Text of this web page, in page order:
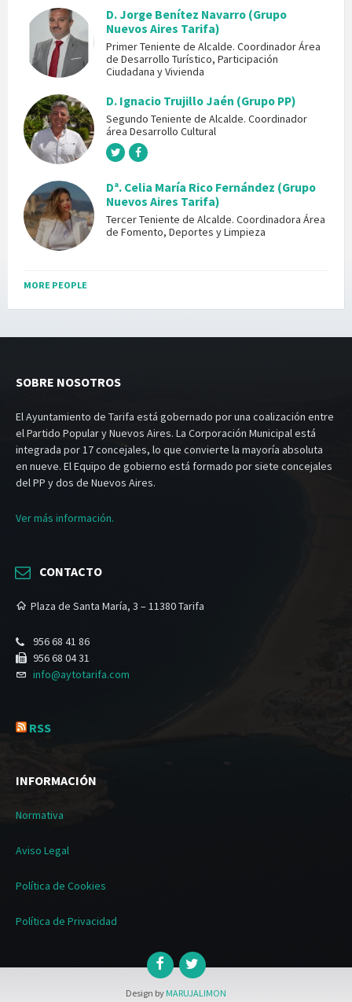
D. Jorge Benítez Navarro (Grupo
Nuevos Aires Tarifa)
Primer Teniente de Alcalde. Coordinador Área
de Desarrollo Turístico, Participación
Ciudadana y Vivienda
D. Ignacio Trujillo Jaén (Grupo PP)
Segundo Teniente de Alcalde. Coordinador
área Desarrollo Cultural
Dª. Celia María Rico Fernández (Grupo
Nuevos Aires Tarifa)
Tercer Teniente de Alcalde. Coordinadora Área
de Fomento, Deportes y Limpieza
MORE PEOPLE
SOBRE NOSOTROS
El Ayuntamiento de Tarifa está gobernado por una coalización entre
el Partido Popular y Nuevos Aires. La Corporación Municipal está
integrada por 17 concejales, lo que convierte la mayoría absoluta
en nueve. El Equipo de gobierno está formado por siete concejales
del PP y dos de Nuevos Aires.
Ver más información.
CONTACTO
Plaza de Santa María, 3 – 11380 Tarifa
956 68 41 86
956 68 04 31
info@aytotarifa.com
RSS
INFORMACIÓN
Normativa
Aviso Legal
Política de Cookies
Política de Privacidad
Design by MARUJALIMON